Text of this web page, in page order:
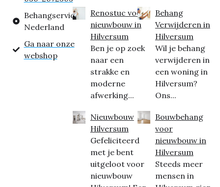
Behangservice
Nederland
Ga naar onze
webshop
Renostuc voor
nieuwbouw in
Hilversum
Ben je op zoek
naar een
strakke en
moderne
afwerking...
Nieuwbouw
Hilversum
Gefeliciteerd
met je bent
uitgeloot voor
nieuwbouw
Behang
Verwijderen in
Hilversum
Wil je behang
verwijderen in
een woning in
Hilversum?
Ons...
Bouwbehang
voor
nieuwbouw in
Hilversum
Steeds meer
mensen in